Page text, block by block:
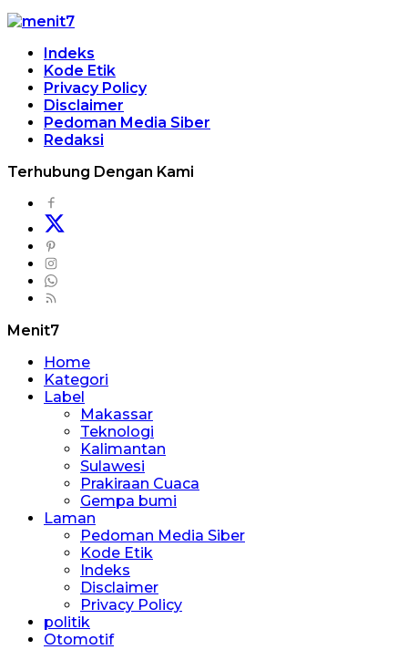
Indeks
Kode Etik
Privacy Policy
Disclaimer
Pedoman Media Siber
Redaksi
Terhubung Dengan Kami
Menit7
Home
Kategori
Label
Makassar
Teknologi
Kalimantan
Sulawesi
Prakiraan Cuaca
Gempa bumi
Laman
Pedoman Media Siber
Kode Etik
Indeks
Disclaimer
Privacy Policy
politik
Otomotif